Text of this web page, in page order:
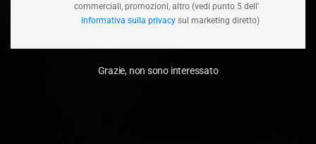
commerciali, promozioni, altro (vedi punto 5 dell'
informativa sulla privacy sul marketing diretto)
Grazie, non sono interessato